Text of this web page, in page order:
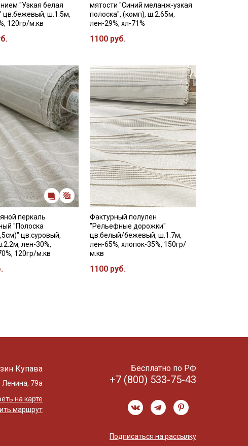
"Узкая белая
цв.бежевый, ш.1.5м,
120гр/м.кв
мятости "Синий меланж-узкая
полоска", (комп), ш.2.65м,
лен-29%, хл-71%
1100 руб.
перкаль
"Полоска
цв.суровый,
лен-30%,
120гр/м.кв
Фактурный полулен
"Рельефные дорожки"
цв.белый/бежевый, ш.1.7м,
лен-65%, хлопок-35%, 150гр/
м.кв
1100 руб.
Купава
Ленина, 79а
на карте
маршрут
Бесплатно по РФ
+7 (800) 533-75-43
Подписаться на рассылку